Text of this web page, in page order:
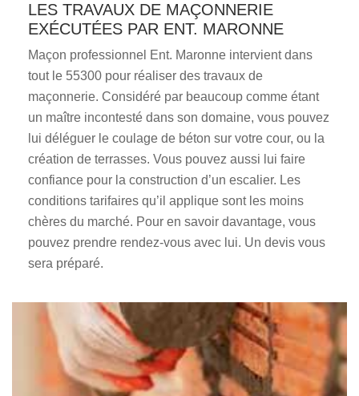
LES TRAVAUX DE MAÇONNERIE
EXÉCUTÉES PAR ENT. MARONNE
Maçon professionnel Ent. Maronne intervient dans
tout le 55300 pour réaliser des travaux de
maçonnerie. Considéré par beaucoup comme étant
un maître incontesté dans son domaine, vous pouvez
lui déléguer le coulage de béton sur votre cour, ou la
création de terrasses. Vous pouvez aussi lui faire
confiance pour la construction d’un escalier. Les
conditions tarifaires qu’il applique sont les moins
chères du marché. Pour en savoir davantage, vous
pouvez prendre rendez-vous avec lui. Un devis vous
sera préparé.